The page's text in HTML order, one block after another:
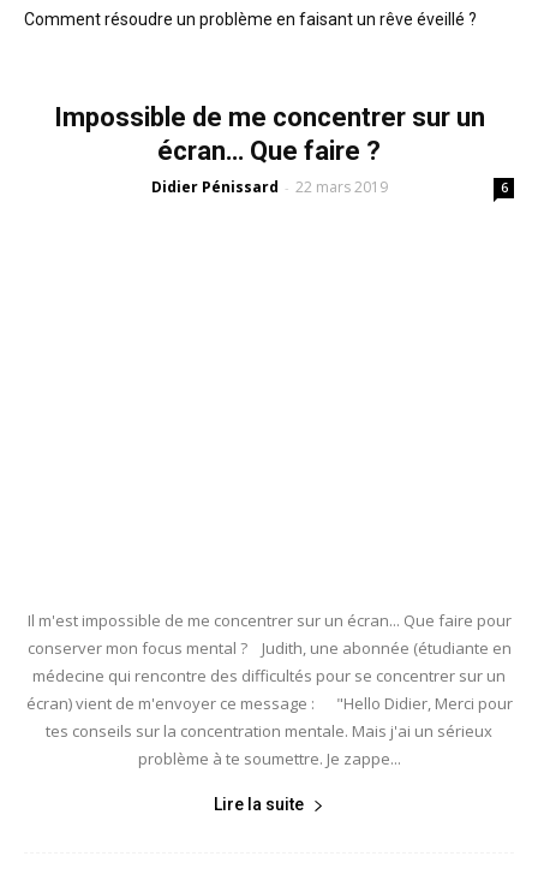
Comment résoudre un problème en faisant un rêve éveillé ?
Impossible de me concentrer sur un
écran… Que faire ?
Didier Pénissard - 22 mars 2019 6
Il m'est impossible de me concentrer sur un écran... Que faire pour
conserver mon focus mental ? Judith, une abonnée (étudiante en
médecine qui rencontre des difficultés pour se concentrer sur un
écran) vient de m'envoyer ce message : "Hello Didier, Merci pour
tes conseils sur la concentration mentale. Mais j'ai un sérieux
problème à te soumettre. Je zappe...
Lire la suite